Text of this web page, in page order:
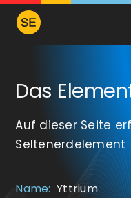
Das
Auf dieser Seite
Seltenerdelement
Name:Yttrium